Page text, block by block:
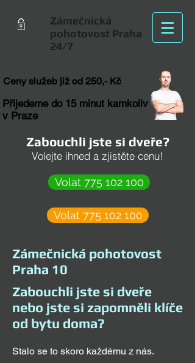
Zámečnická
pohotovost Praha
24/7
Ceny služeb již od 250,- Kč
Přijedeme do 15 minut kamkoliv
v Praze
Zabouchli jste si dveře?
Volejte ihned a zjistěte cenu!
Volat 775 102 100
Volat 775 102 100
Zámečnická pohotovost
Praha 10
Zabouchli jste si dveře
nebo jste si zapomněli klíče
od bytu doma?
Stalo se to skoro každému z nás.